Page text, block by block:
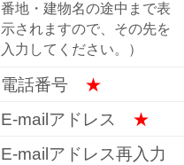
番地・建物名の途中まで表
示されますので、その先を
入力してください。）
電話番号 ★
E-mailアドレス ★
E-mailアドレス再入力